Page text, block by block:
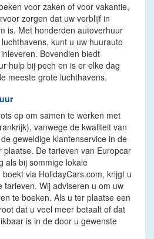
voor zaken of voor vakantie,
zorgen dat uw verblijf in
is. Met honderden autoverhuur
kunt u uw huurauto
Bovendien biedt
hulp bij pech en is er elke dag
meeste grote luchthavens.
op om samen te werken met
vanwege de kwaliteit van
geweldige klantenservice in de
De tarieven van Europcar
als bij sommige lokale
via HolidayCars.com, krijgt u
tarieven. Wij adviseren u om uw
te boeken. Als u ter plaatse een
dat u veel meer betaalt of dat
is in de door u gewenste